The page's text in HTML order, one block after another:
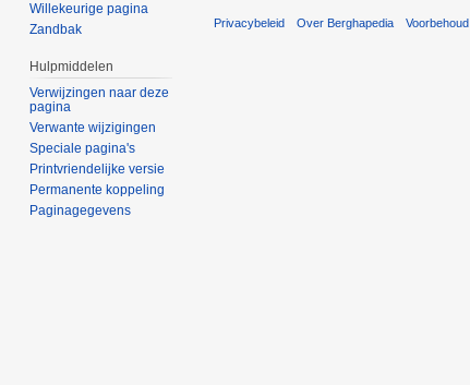
Willekeurige pagina
Zandbak
Hulpmiddelen
Verwijzingen naar deze
pagina
Verwante wijzigingen
Speciale pagina's
Printvriendelijke versie
Permanente koppeling
Paginagegevens
Privacybeleid Over Berghapedia Voorbehoud